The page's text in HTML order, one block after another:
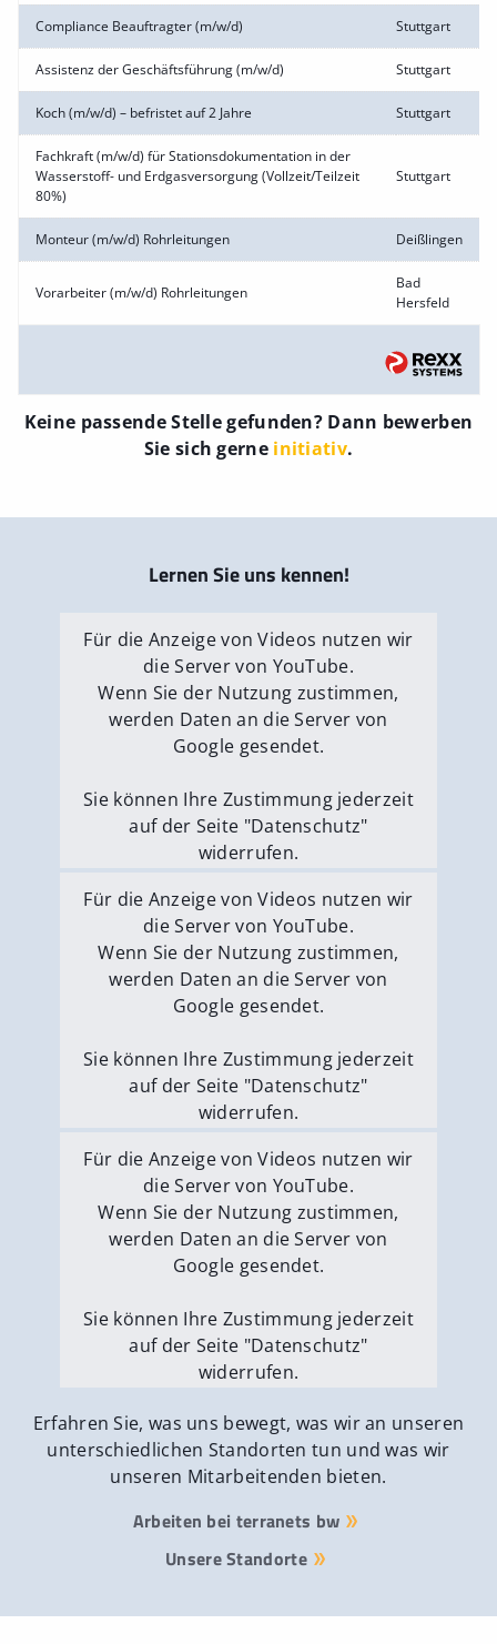
Compliance Beauftragter (m/w/d) Stuttgart
Assistenz der Geschäftsführung (m/w/d) Stuttgart
Koch (m/w/d) – befristet auf 2 Jahre Stuttgart
Fachkraft (m/w/d) für Stationsdokumentation in der
Wasserstoff- und Erdgasversorgung (Vollzeit/Teilzeit
80%)
Stuttgart
Monteur (m/w/d) Rohrleitungen Deißlingen
Vorarbeiter (m/w/d) Rohrleitungen
Bad
Hersfeld
Keine passende Stelle gefunden? Dann bewerben
Sie sich gerne initiativ.
Lernen Sie uns kennen!
Für die Anzeige von Videos nutzen wir
die Server von YouTube.
Wenn Sie der Nutzung zustimmen,
werden Daten an die Server von
Google gesendet.
Sie können Ihre Zustimmung jederzeit
auf der Seite "Datenschutz"
widerrufen.
Externe Medien erlauben
Für die Anzeige von Videos nutzen wir
die Server von YouTube.
Wenn Sie der Nutzung zustimmen,
werden Daten an die Server von
Google gesendet.
Sie können Ihre Zustimmung jederzeit
auf der Seite "Datenschutz"
widerrufen.
Externe Medien erlauben
Für die Anzeige von Videos nutzen wir
die Server von YouTube.
Wenn Sie der Nutzung zustimmen,
werden Daten an die Server von
Google gesendet.
Sie können Ihre Zustimmung jederzeit
auf der Seite "Datenschutz"
widerrufen.
Externe Medien erlauben
Erfahren Sie, was uns bewegt, was wir an unseren
unterschiedlichen Standorten tun und was wir
unseren Mitarbeitenden bieten.
Arbeiten bei terranets bw
Unsere Standorte